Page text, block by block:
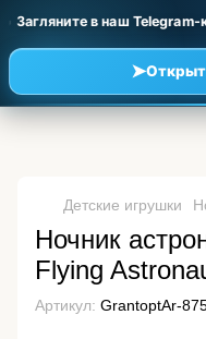
в наш Telegram-
➤
Детские игрушки
Ночник
Flying
Артикул: GrantoptAr-